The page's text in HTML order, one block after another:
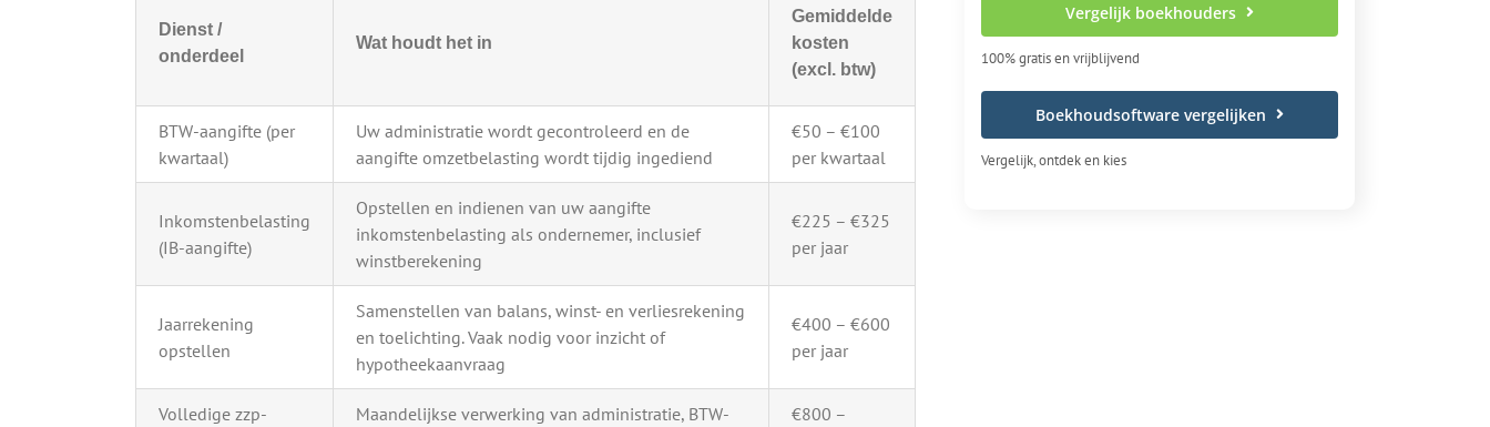
Dienst /
onderdeel
Wat houdt het in
Gemiddelde
kosten
(excl. btw)
BTW-aangifte (per
kwartaal)
Uw administratie wordt gecontroleerd en de
aangifte omzetbelasting wordt tijdig ingediend
€50 – €100
per kwartaal
Inkomstenbelasting
(IB-aangifte)
Opstellen en indienen van uw aangifte
inkomstenbelasting als ondernemer, inclusief
winstberekening
€225 – €325
per jaar
Jaarrekening
opstellen
Samenstellen van balans, winst- en verliesrekening
en toelichting. Vaak nodig voor inzicht of
hypotheekaanvraag
€400 – €600
per jaar
Volledige zzp-
Maandelijkse verwerking van administratie, BTW-
€800 –
Vergelijk boekhouders
100% gratis en vrijblijvend
Boekhoudsoftware vergelijken
Vergelijk, ontdek en kies